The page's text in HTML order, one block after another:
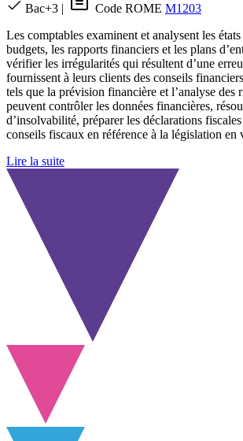
Bac+3 | Code ROME M1203
Les comptables examinent et analysent les
budgets, les rapports financiers et les plans
vérifier les irrégularités qui résultent d’une
fournissent à leurs clients des conseils
tels que la prévision financière et l’analyse des
peuvent contrôler les données financières,
d’insolvabilité, préparer les déclarations
conseils fiscaux en référence à la législation en
Lire la suite